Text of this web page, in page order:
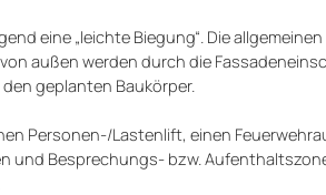
eine „leichte Biegung“. Die
außen werden durch die
geplanten Baukörper.
Personen-/Lastenlift, einen
Besprechungs- bzw.